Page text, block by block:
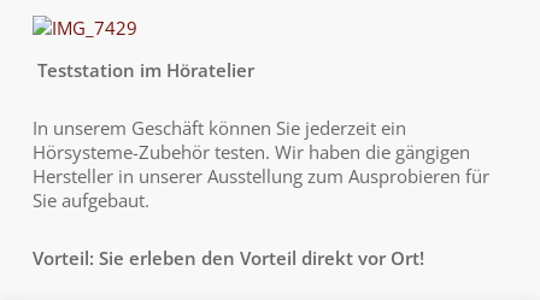
Teststation im Höratelier
In unserem Geschäft können Sie jederzeit ein
Hörsysteme-Zubehör testen. Wir haben die gängigen
Hersteller in unserer Ausstellung zum Ausprobieren für
Sie aufgebaut.
Vorteil: Sie erleben den Vorteil direkt vor Ort!